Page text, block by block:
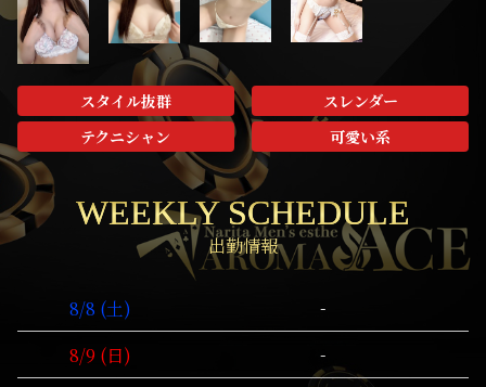
スタイル抜群
スレンダー
テクニシャン
可愛い系
WEEKLY SCHEDULE
出勤情報
8/8 (土)
-
8/9 (日)
-